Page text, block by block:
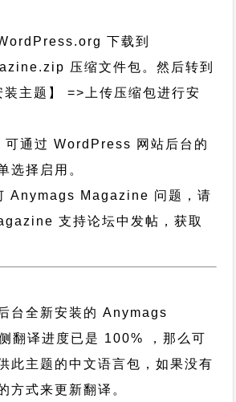
下载到
压缩文件包。然后转到
装主题】 =>上传压缩包进行安
可通过 WordPress 网站后台的
选择启用。
Anymags Magazine 问题，请
支持论坛中发帖，获取
台全新安装的 Anymags
翻译进度已是 100% ，那么可
此主题的中文语言包，如果没有
方式来更新翻译。